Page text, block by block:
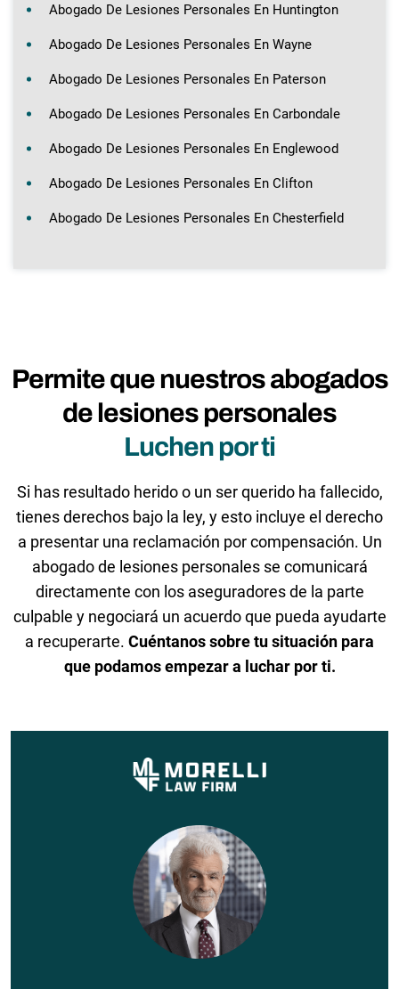
Abogado De Lesiones Personales En Huntington
Abogado De Lesiones Personales En Wayne
Abogado De Lesiones Personales En Paterson
Abogado De Lesiones Personales En Carbondale
Abogado De Lesiones Personales En Englewood
Abogado De Lesiones Personales En Clifton
Abogado De Lesiones Personales En Chesterfield
Permite que nuestros abogados
de lesiones personales
Luchen por ti
Si has resultado herido o un ser querido ha fallecido,
tienes derechos bajo la ley, y esto incluye el derecho
a presentar una reclamación por compensación. Un
abogado de lesiones personales se comunicará
directamente con los aseguradores de la parte
culpable y negociará un acuerdo que pueda ayudarte
a recuperarte. Cuéntanos sobre tu situación para
que podamos empezar a luchar por ti.